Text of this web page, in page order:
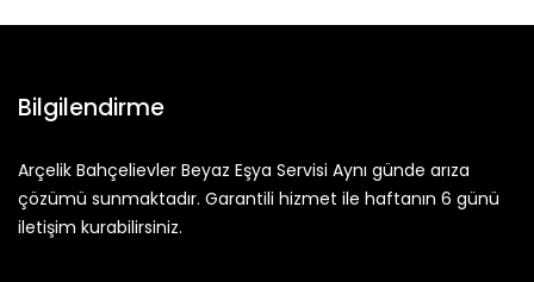
Bilgilendirme
Arçelik Bahçelievler Beyaz Eşya Servisi Aynı günde arıza
çözümü sunmaktadır. Garantili hizmet ile haftanın 6 günü
iletişim kurabilirsiniz.